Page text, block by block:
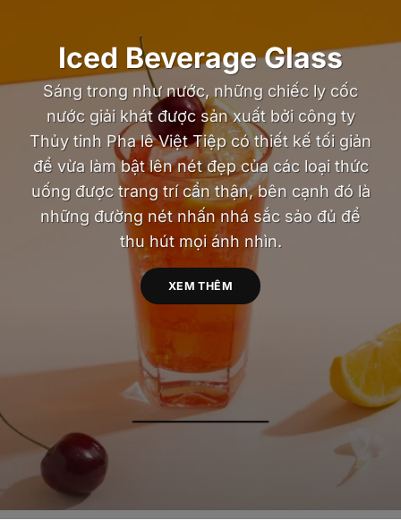
Iced Beverage Glass
Sáng trong như nước, những chiếc ly cốc
nước giải khát được sản xuất bởi công ty
Thủy tinh Pha lê Việt Tiệp có thiết kế tối giản
để vừa làm bật lên nét đẹp của các loại thức
uống được trang trí cẩn thận, bên cạnh đó là
những đường nét nhấn nhá sắc sảo đủ để
thu hút mọi ánh nhìn.
XEM THÊM